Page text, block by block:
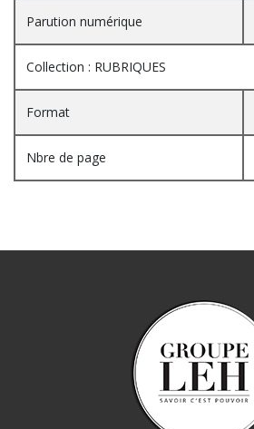
Parution numérique
Collection : RUBRIQUES
Format
Nbre de page